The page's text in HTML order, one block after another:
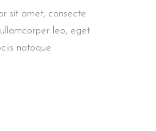
sit amet, consecte
leo, eget
natoque